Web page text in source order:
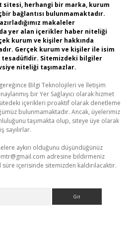
sitesi, herhangi bir marka, kurum
bağlantısı bulunmamaktadır.
makaleler
yer alan içerikler haber niteliği
kurum ve kişiler hakkında
Gerçek kurum ve kişiler ile isim
Sitemizdeki bilgiler
niteliği taşımazlar.
gereğince Bilgi Teknolojileri ve İletişim
bir Yer Sağlayıcı olarak hizmet
içerikleri proaktif olarak denetleme
bulunmamaktadır. Ancak, üyelerimiz
taşımakta olup, siteye üye olarak
sayılırlar.
aykırı olduğunu düşündüğünüz
adresine bildirmeniz
içerisinde sitemizden kaldırılacaktır.